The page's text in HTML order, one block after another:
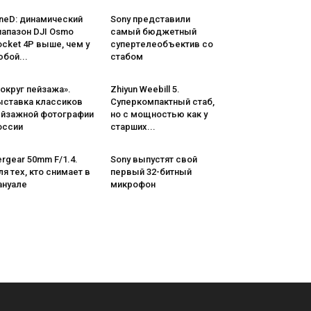
динамический
DJI Osmo
4P выше, чем у
Sony представили
самый бюджетный
супертелеобъектив со
стабом
пейзажа».
классиков
фотографии
Zhiyun Weebill 5.
Cуперкомпактный стаб,
но с мощностью как у
старших...
50mm F/1.4.
тех, кто снимает в
Sony выпустят свой
первый 32-битный
микрофон